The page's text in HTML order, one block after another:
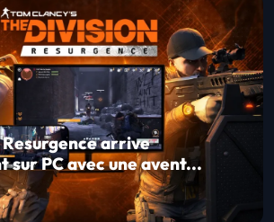
arrive
sur PC avec une avent...